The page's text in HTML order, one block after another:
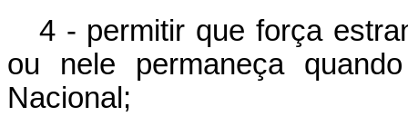
4 - permitir que força
ou nele permaneça
Nacional;